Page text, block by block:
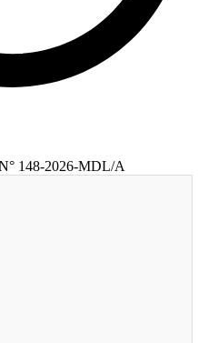
148-2026-MDL/A